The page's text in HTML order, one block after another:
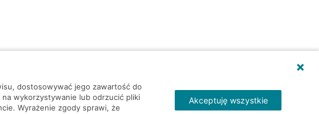
dostosowywać jego zawartość do
wykorzystywanie lub odrzucić pliki
Wyrażenie zgody sprawi, że
Akceptuję wszystkie